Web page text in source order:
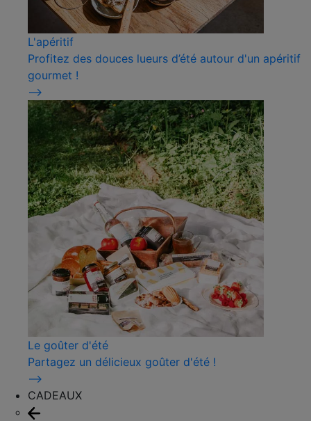
L'apéritif
Profitez des douces lueurs d’été autour d'un apéritif
gourmet !
⟶
Le goûter d'été
Partagez un délicieux goûter d'été !
⟶
CADEAUX